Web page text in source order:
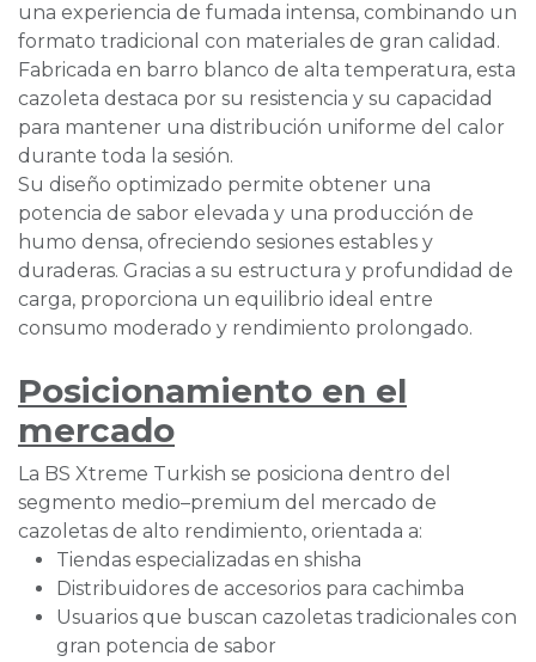
una experiencia de fumada intensa, combinando un
formato tradicional con materiales de gran calidad.
Fabricada en barro blanco de alta temperatura, esta
cazoleta destaca por su resistencia y su capacidad
para mantener una distribución uniforme del calor
durante toda la sesión.
Su diseño optimizado permite obtener una
potencia de sabor elevada y una producción de
humo densa, ofreciendo sesiones estables y
duraderas. Gracias a su estructura y profundidad de
carga, proporciona un equilibrio ideal entre
consumo moderado y rendimiento prolongado.
Posicionamiento en el
mercado
La BS Xtreme Turkish se posiciona dentro del
segmento medio–premium del mercado de
cazoletas de alto rendimiento, orientada a:
Tiendas especializadas en shisha
Distribuidores de accesorios para cachimba
Usuarios que buscan cazoletas tradicionales con
gran potencia de sabor